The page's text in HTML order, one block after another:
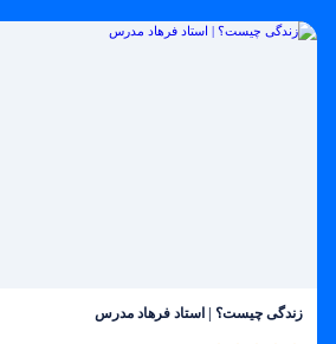
زندگی چیست؟ | استاد فرهاد مدرس